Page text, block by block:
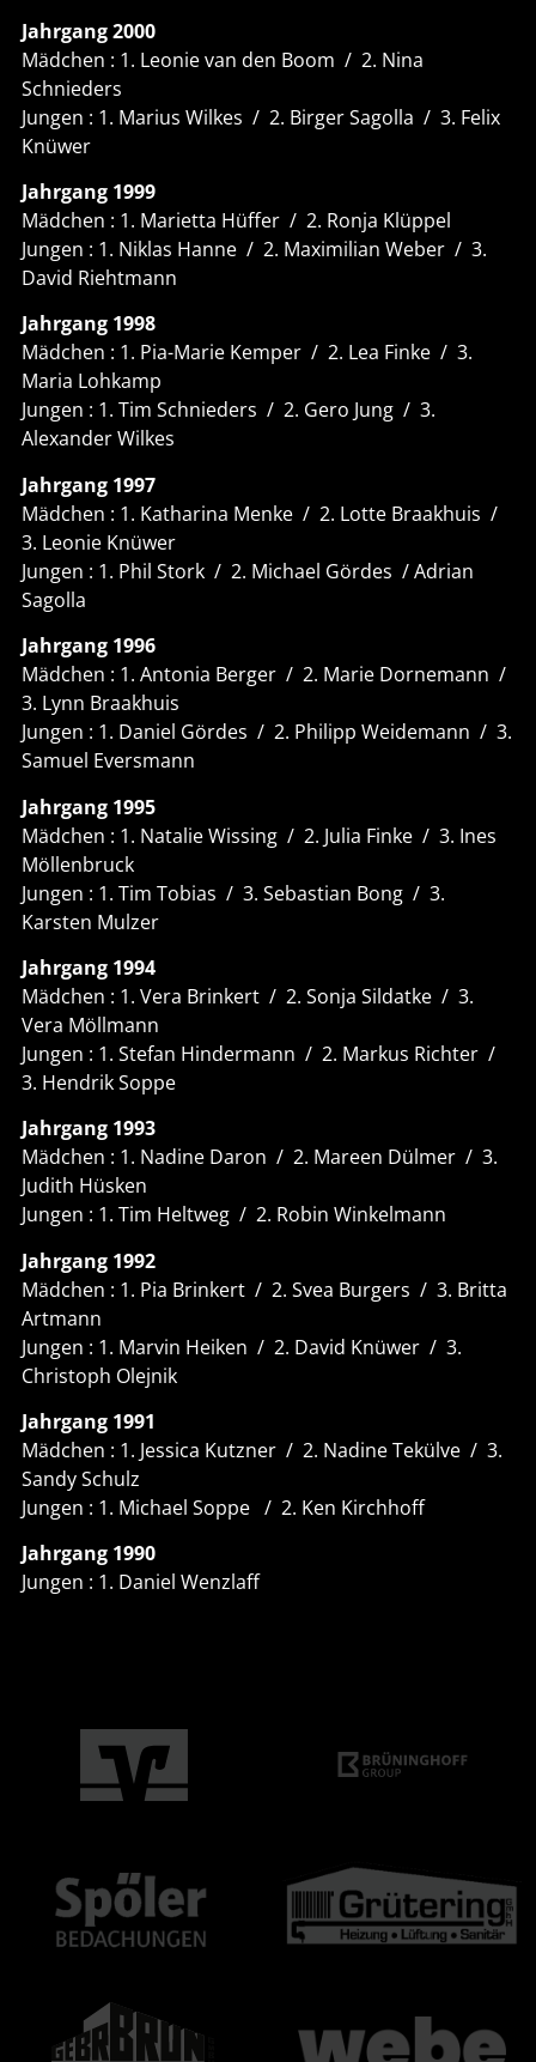
Jahrgang 2000
Mädchen : 1. Leonie van den Boom / 2. Nina
Schnieders
Jungen : 1. Marius Wilkes / 2. Birger Sagolla / 3. Felix
Knüwer
Jahrgang 1999
Mädchen : 1. Marietta Hüffer / 2. Ronja Klüppel
Jungen : 1. Niklas Hanne / 2. Maximilian Weber / 3.
David Riehtmann
Jahrgang 1998
Mädchen : 1. Pia-Marie Kemper / 2. Lea Finke / 3.
Maria Lohkamp
Jungen : 1. Tim Schnieders / 2. Gero Jung / 3.
Alexander Wilkes
Jahrgang 1997
Mädchen : 1. Katharina Menke / 2. Lotte Braakhuis /
3. Leonie Knüwer
Jungen : 1. Phil Stork / 2. Michael Gördes / Adrian
Sagolla
Jahrgang 1996
Mädchen : 1. Antonia Berger / 2. Marie Dornemann /
3. Lynn Braakhuis
Jungen : 1. Daniel Gördes / 2. Philipp Weidemann / 3.
Samuel Eversmann
Jahrgang 1995
Mädchen : 1. Natalie Wissing / 2. Julia Finke / 3. Ines
Möllenbruck
Jungen : 1. Tim Tobias / 3. Sebastian Bong / 3.
Karsten Mulzer
Jahrgang 1994
Mädchen : 1. Vera Brinkert / 2. Sonja Sildatke / 3.
Vera Möllmann
Jungen : 1. Stefan Hindermann / 2. Markus Richter /
3. Hendrik Soppe
Jahrgang 1993
Mädchen : 1. Nadine Daron / 2. Mareen Dülmer / 3.
Judith Hüsken
Jungen : 1. Tim Heltweg / 2. Robin Winkelmann
Jahrgang 1992
Mädchen : 1. Pia Brinkert / 2. Svea Burgers / 3. Britta
Artmann
Jungen : 1. Marvin Heiken / 2. David Knüwer / 3.
Christoph Olejnik
Jahrgang 1991
Mädchen : 1. Jessica Kutzner / 2. Nadine Tekülve / 3.
Sandy Schulz
Jungen : 1. Michael Soppe / 2. Ken Kirchhoff
Jahrgang 1990
Jungen : 1. Daniel Wenzlaff